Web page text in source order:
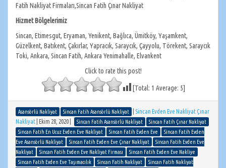
Fatih Nakliyat Firmaları,Sincan Fatih Çınar Nakliyat
Hizmet Bölgelerimiz
Sincan, Etimesgut, Eryaman, Yenikent, Bağlıca, Ümitköy, Yaşamkent,
Güzelkent, Batıkent, Çakırlar, Yapracık, Saraycık, Çayyolu, Törekent, Saraycık
Toki, Ankara, Sincan Fatih, Ankara Yenimahalle, Elvankent
Click to rate this post!
[Total: 1 Average: 5]
Asansörlü Nakliyat Sincan Fatih Asansörlü Nakliyat
Sincan Evden Eve Nakliyat Çınar
Nakliyat
Ekim 28, 2020 Sincan Fatih Asansörlü Nakliyat
Sincan Fatih Çınar Nakliyat
Sincan Fatih En Ucuz Evden Eve Nakliyat
Sincan Fatih Evden Eve
Sincan Fatih Evden
Eve Asansörlü Nakliyat
Sincan Fatih Evden Eve Çınar Nakliyat
Sincan Fatih Evden Eve
Nakliyat
Sincan Fatih Evden Eve Nakliyat Firması
Sincan Fatih Evden Eve Nakliye
Sincan Fatih Evden Eve Taşımacılık
Sincan Fatih Nakliyat
Sincan Fatih Nakliyat